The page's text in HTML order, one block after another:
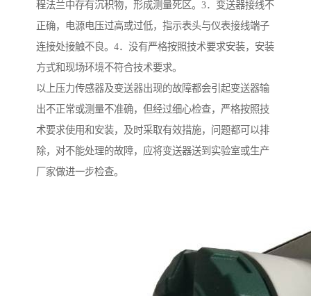
程法兰中存有沉积物，形成测量死区。3．变送器接线不
正确，电源电压过高或过低，指示表头与仪表接线端子
连接处接触不良。4．没有严格按照技术要求安装，安装
方式和现场环境不符合技术要求。
以上压力传感器及变送器出现的故障都会引起变送器输
出不正常或测量不准确，但经过细心检查，严格按照技
术要求使用和安装，及时采取有效措施，问题都可以排
除，对不能处理的故障，应将变送器送到实验室或生产
厂家做进一步检查。